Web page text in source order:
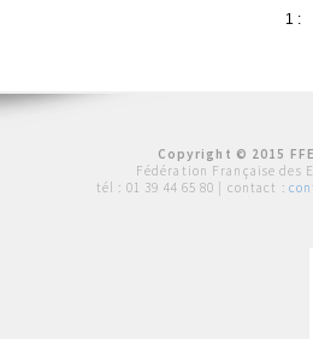
1 :
Copyright © 2015
Fédération Française des
tél : 01 39 44 65 80 | contact :